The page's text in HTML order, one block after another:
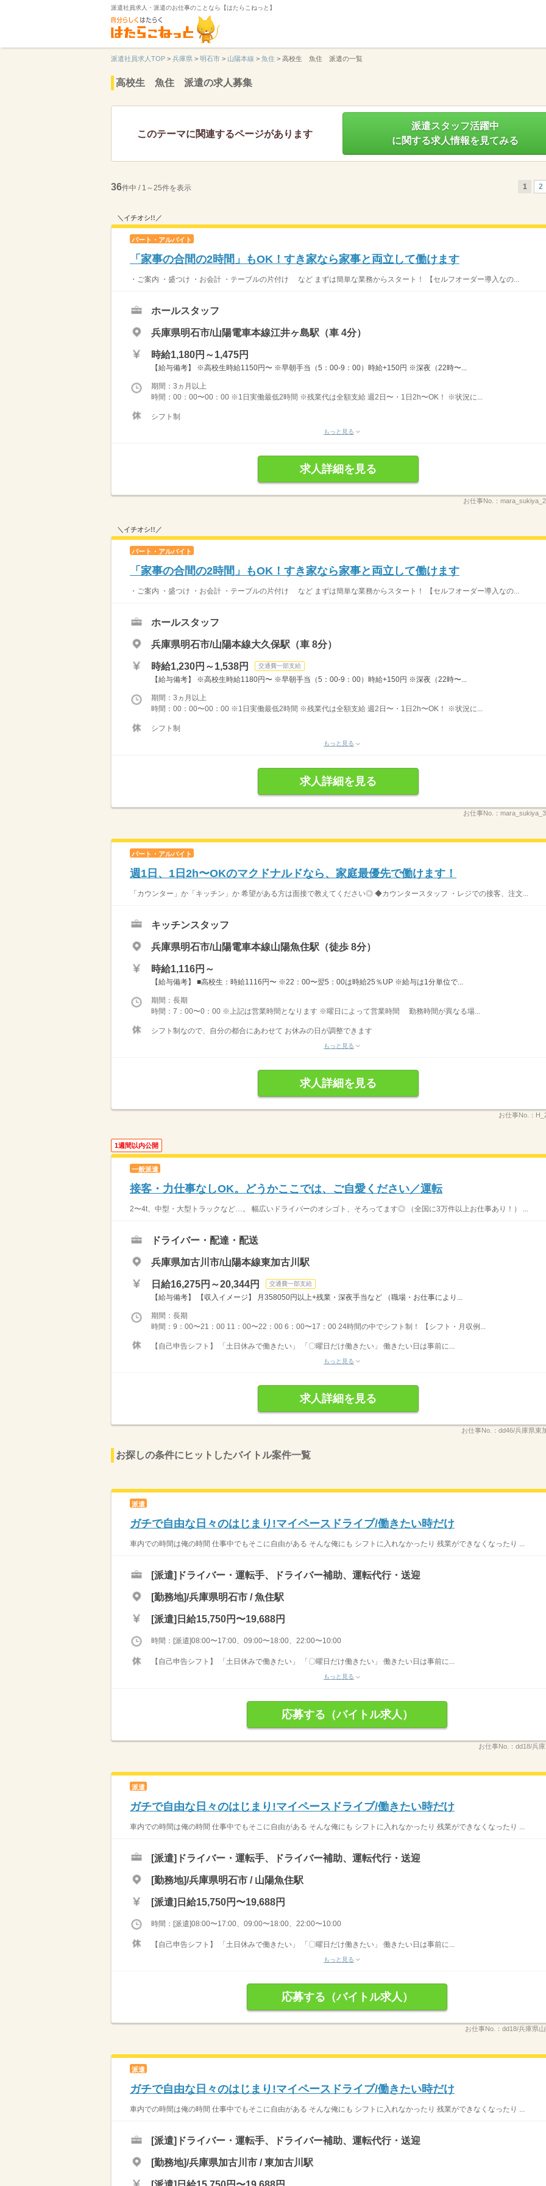
派遣社員求人・派遣のお仕事のことなら【はたらこねっと】
派遣社員求人TOP > 兵庫県 > 明石市 > 山陽本線 > 魚住 > 高校生 魚住 派遣の一覧
高校生 魚住 派遣の求人募集
このテーマに関連するページがあります
派遣スタッフ活躍中
に関する求人情報を見てみる
36件中 / 1～25件を表示 1 2
＼イチオシ!!／
パート・アルバイト
「家事の合間の2時間」もOK！すき家なら家事と両立して働けます
・ご案内 ・盛つけ ・お会計 ・テーブルの片付け など まずは簡単な業務からスタート！ 【セルフオーダー導入なの...
ホールスタッフ
兵庫県明石市/山陽電車本線江井ヶ島駅（車 4分）
時給1,180円～1,475円
【給与備考】 ※高校生時給1150円〜 ※早朝手当（5：00-9：00）時給+150円 ※深夜（22時〜...
期間：3ヵ月以上
時間：00：00〜00：00 ※1日実働最低2時間 ※残業代は全額支給 週2日〜・1日2h〜OK！ ※状況に...
シフト制
もっと見る
求人詳細を見る
お仕事No.：
＼イチオシ!!／
パート・アルバイト
「家事の合間の2時間」もOK！すき家なら家事と両立して働けます
・ご案内 ・盛つけ ・お会計 ・テーブルの片付け など まずは簡単な業務からスタート！ 【セルフオーダー導入なの...
ホールスタッフ
兵庫県明石市/山陽本線大久保駅（車 8分）
時給1,230円～1,538円 交通費一部支給
【給与備考】 ※高校生時給1180円〜 ※早朝手当（5：00-9：00）時給+150円 ※深夜（22時〜...
期間：3ヵ月以上
時間：00：00〜00：00 ※1日実働最低2時間 ※残業代は全額支給 週2日〜・1日2h〜OK！ ※状況に...
シフト制
もっと見る
求人詳細を見る
お仕事No.：
パート・アルバイト
週1日、1日2h〜OKのマクドナルドなら、家庭最優先で働けます！
「カウンター」か「キッチン」か 希望がある方は面接で教えてください◎ ◆カウンタースタッフ ・レジでの接客、注文...
キッチンスタッフ
兵庫県明石市/山陽電車本線山陽魚住駅（徒歩 8分）
時給1,116円～
【給与備考】 ■高校生：時給1116円〜 ※22：00〜翌5：00は時給25％UP ※給与は1分単位で...
期間：長期
時間：7：00〜0：00 ※上記は営業時間となります ※曜日によって営業時間 勤務時間が異なる場...
シフト制なので、自分の都合にあわせて お休みの日が調整できます
もっと見る
求人詳細を見る
お仕事No.：
1週間以内公開
一般派遣
接客・力仕事なしOK。どうかここでは、ご自愛ください／運転
2〜4t、中型・大型トラックなど…。 幅広いドライバーのオシゴト、そろってます◎ （全国に3万件以上お仕事あり！） ...
ドライバー・配達・配送
兵庫県加古川市/山陽本線東加古川駅
日給16,275円～20,344円 交通費一部支給
【給与備考】 【収入イメージ】 月358050円以上+残業・深夜手当など （職場・お仕事により...
期間：長期
時間：9：00〜21：00 11：00〜22：00 6：00〜17：00 24時間の中でシフト制！ 【シフト・月収例...
【自己申告シフト】 「土日休みで働きたい」 「〇曜日だけ働きたい」 働きたい日は事前に...
もっと見る
求人詳細を見る
お仕事No.： dd46/兵庫県東
お探しの条件にヒットしたバイトル案件一覧
派遣
ガチで自由な日々のはじまり!マイペースドライブ/働きたい時だけ
車内での時間は俺の時間 仕事中でもそこに自由がある そんな俺にも シフトに入れなかったり 残業ができなくなったり ...
[派遣] ドライバー・運転手、ドライバー補助、運転代行・送迎
[勤務地]/兵庫県明石市 / 魚住駅
[派遣] 日給15,750円〜19,688円
時間：[派遣]08:00〜17:00、09:00〜18:00、22:00〜10:00
【自己申告シフト】 「土日休みで働きたい」 「〇曜日だけ働きたい」 働きたい日は事前に...
もっと見る
応募する（バイトル求人）
お仕事No.： dd18/兵
派遣
ガチで自由な日々のはじまり!マイペースドライブ/働きたい時だけ
車内での時間は俺の時間 仕事中でもそこに自由がある そんな俺にも シフトに入れなかったり 残業ができなくなったり ...
[派遣] ドライバー・運転手、ドライバー補助、運転代行・送迎
[勤務地]/兵庫県明石市 / 山陽魚住駅
[派遣] 日給15,750円〜19,688円
時間：[派遣]08:00〜17:00、09:00〜18:00、22:00〜10:00
【自己申告シフト】 「土日休みで働きたい」 「〇曜日だけ働きたい」 働きたい日は事前に...
もっと見る
応募する（バイトル求人）
お仕事No.： dd18/兵庫県
派遣
ガチで自由な日々のはじまり!マイペースドライブ/働きたい時だけ
車内での時間は俺の時間 仕事中でもそこに自由がある そんな俺にも シフトに入れなかったり 残業ができなくなったり ...
[派遣] ドライバー・運転手、ドライバー補助、運転代行・送迎
[勤務地]/兵庫県加古川市 / 東加古川駅